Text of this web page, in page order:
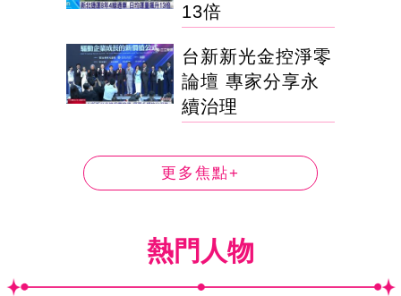
13倍
台新新光金控淨零
論壇 專家分享永
續治理
更多焦點+
熱門人物